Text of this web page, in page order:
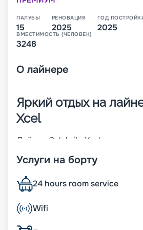
ПАЛУБЫ
15
РЕНОВАЦИЯ
2025
ГОД
2025
ВМЕСТИМОСТЬ (ЧЕЛОВЕК)
3248
О лайнере
Яркий отдых на
Xcel
Лайнер Celebrity Xcel построен
Корабль имеет 14 палуб и
ширина – 39 метров. Судно
1646 кают, которые будут
3950 пассажиров. Это
предлагает туристам:
Услуги на борту
24 hours room service
Wifi